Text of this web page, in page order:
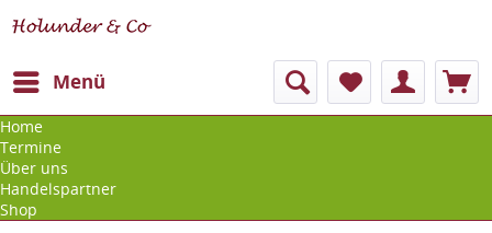
Menü
Home
Termine
Über uns
Handelspartner
Shop